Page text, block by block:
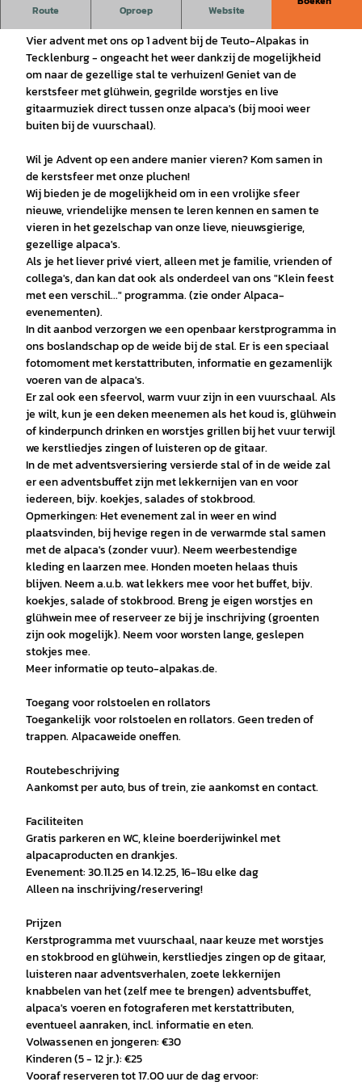
Route Oproep Website
Kerstprogramma in aanwezigheid van de plushies - neem
Vier advent met ons op 1 advent bij de Teuto-Alpakas in
Tecklenburg - ongeacht het weer dankzij de mogelijkheid
om naar de gezellige stal te verhuizen! Geniet van de
kerstsfeer met glühwein, gegrilde worstjes en live
gitaarmuziek direct tussen onze alpaca's (bij mooi weer
buiten bij de vuurschaal).
Wil je Advent op een andere manier vieren? Kom samen in
de kerstsfeer met onze pluchen!
Wij bieden je de mogelijkheid om in een vrolijke sfeer
nieuwe, vriendelijke mensen te leren kennen en samen te
vieren in het gezelschap van onze lieve, nieuwsgierige,
gezellige alpaca's.
Als je het liever privé viert, alleen met je familie, vrienden of
collega's, dan kan dat ook als onderdeel van ons "Klein feest
met een verschil..." programma. (zie onder Alpaca-
evenementen).
In dit aanbod verzorgen we een openbaar kerstprogramma in
ons boslandschap op de weide bij de stal. Er is een speciaal
fotomoment met kerstattributen, informatie en gezamenlijk
voeren van de alpaca's.
Er zal ook een sfeervol, warm vuur zijn in een vuurschaal. Als
je wilt, kun je een deken meenemen als het koud is, glühwein
of kinderpunch drinken en worstjes grillen bij het vuur terwijl
we kerstliedjes zingen of luisteren op de gitaar.
In de met adventsversiering versierde stal of in de weide zal
er een adventsbuffet zijn met lekkernijen van en voor
iedereen, bijv. koekjes, salades of stokbrood.
Opmerkingen: Het evenement zal in weer en wind
plaatsvinden, bij hevige regen in de verwarmde stal samen
met de alpaca's (zonder vuur). Neem weerbestendige
kleding en laarzen mee. Honden moeten helaas thuis
blijven. Neem a.u.b. wat lekkers mee voor het buffet, bijv.
koekjes, salade of stokbrood. Breng je eigen worstjes en
glühwein mee of reserveer ze bij je inschrijving (groenten
zijn ook mogelijk). Neem voor worsten lange, geslepen
stokjes mee.
Meer informatie op teuto-alpakas.de.
Toegang voor rolstoelen en rollators
Toegankelijk voor rolstoelen en rollators. Geen treden of
trappen. Alpacaweide oneffen.
Routebeschrijving
Aankomst per auto, bus of trein, zie aankomst en contact.
Faciliteiten
Gratis parkeren en WC, kleine boerderijwinkel met
alpacaproducten en drankjes.
Evenement: 30.11.25 en 14.12.25, 16-18u elke dag
Alleen na inschrijving/reservering!
Prijzen
Kerstprogramma met vuurschaal, naar keuze met worstjes
en stokbrood en glühwein, kerstliedjes zingen op de gitaar,
luisteren naar adventsverhalen, zoete lekkernijen
knabbelen van het (zelf mee te brengen) adventsbuffet,
alpaca's voeren en fotograferen met kerstattributen,
eventueel aanraken, incl. informatie en eten.
Volwassenen en jongeren: €30
Kinderen (5 - 12 jr.): €25
Vooraf reserveren tot 17.00 uur de dag ervoor: